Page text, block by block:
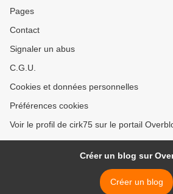
Pages
Contact
Signaler un abus
C.G.U.
Cookies et données personnelles
Préférences cookies
Voir le profil de cirk75 sur le portail
Créer un blog sur
Créer un blog